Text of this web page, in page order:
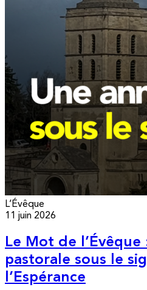
L’Évêque
11 juin 2026
Le Mot de
pastorale sous le
l’Espérance